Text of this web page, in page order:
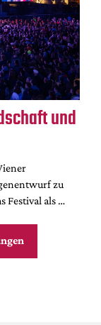
und
zu
Festival als …